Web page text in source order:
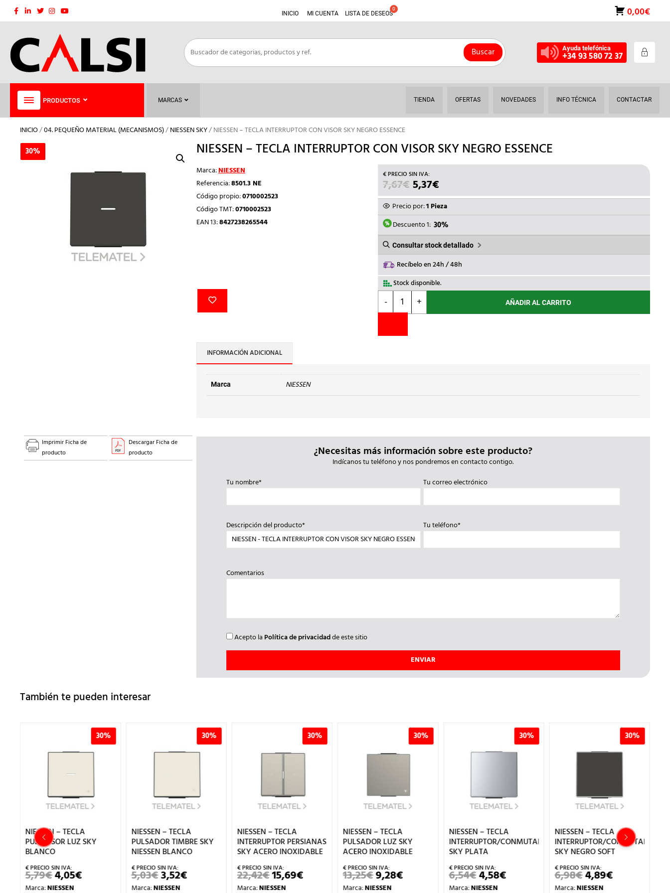
Saltar
INICIO MI CUENTA LISTA DE DESEOS 0,00€
Buscar Ayuda telefónica
+34 93 580 72 37
PRODUCTOS MARCAS TIENDA OFERTAS NOVEDADES INFO TÉCNICA CONTACTAR
INICIO/04. PEQUEÑO MATERIAL (MECANISMOS)/NIESSEN SKY/ NIESSEN – TECLA INTERRUPTOR CON VISOR SKY NEGRO ESSENCE
30% NIESSEN – TECLA INTERRUPTOR CON VISOR SKY NEGRO ESSENCE
Marca:NIESSEN
Referencia:8501.3 NE
Código propio:0710002523
Código TMT:0710002523
EAN 13:8427238265544
7,67€ EL
PRECIO
ORIGINAL
ERA:
7,67€.
5,37€EL
PRECIO
ACTUAL
ES:
5,37€.
Precio por:1 Pieza
Descuento 1: 30%
Consultar stock detallado
Recíbelo en 24h / 48h
Stock disponible.
-
NIESSEN
TECLA
CON
+ AÑADIR AL CARRITO
INFORMACIÓN ADICIONAL
Marca NIESSEN
30%
Imprimir Ficha de
producto
Descargar Ficha de
producto
¿Necesitas más información sobre este producto?
Indícanos tu teléfono y nos pondremos en contacto contigo.
Tu nombre*
Tu correo electrónico
Descripción del producto* Tu teléfono*
Comentarios
Acepto la Política de privacidadde este sitio
También te pueden interesar
30%
NIESSEN – TECLA
PULS.VISOR LUZ SKY
BLANCO
5,79€EL
PRECIO
4,05€EL
PRECIO
Marca:NIESSEN
30%
NIESSEN – TECLA
PULSADOR TIMBRE SKY
NIESSEN BLANCO
5,03€EL
PRECIO
3,52€EL
PRECIO
Marca:NIESSEN
30%
NIESSEN – TECLA
INTERRUPTOR PERSIANAS
SKY ACERO INOXIDABLE
22,42€EL
PRECIO
15,69€EL
PRECIO
Marca:NIESSEN
30%
NIESSEN – TECLA
PULSADOR LUZ SKY
ACERO INOXIDABLE
13,25€EL
PRECIO
9,28€EL
PRECIO
Marca:NIESSEN
30%
NIESSEN – TECLA
INTERRUPTOR/CONMUTADOR
SKY PLATA
6,54€EL
PRECIO
4,58€EL
PRECIO
Marca:NIESSEN
30%
NIESSEN – TECLA
INTERRUPTOR/CONMUTADOR
SKY NEGRO SOFT
6,98€EL
PRECIO
4,89€EL
PRECIO
Marca:NIESSEN